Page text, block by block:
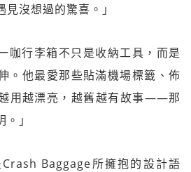
沒想過的驚喜。」
咖行李箱不只是收納工具，而是
。他最愛那些貼滿機場標籤、佈
用越漂亮，越舊越有故事——那
」
Baggage所擁抱的設計語